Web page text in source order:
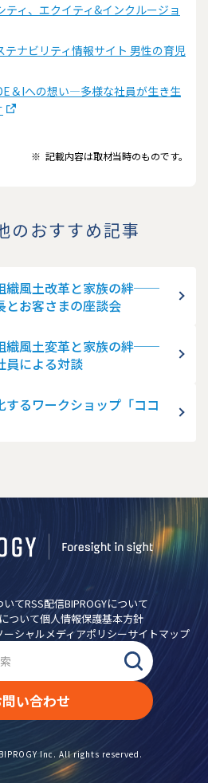
ティ、エクイティ&インクルージョ
テナビリティ情報サイト 男性の育児
＆Iへの想い―多様な社員が生き生
※ 記載内容は取材当時のものです。
のおすすめ記事
織風土改革と家族の絆──
とお客さまの座談会
織風土変革と家族の絆──
員による対談
るワークショップ「ココ
いてRSS配信BIPROGYについて
ついて個人情報保護基本方針
ーシャルメディアポリシーサイトマップ
い合わせ
Inc. All rights reserved.